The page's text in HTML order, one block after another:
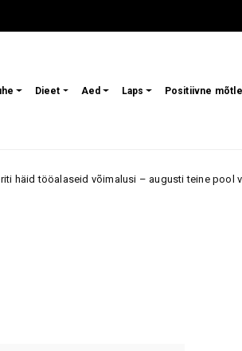
Dieet Aed Laps Positiivne
võimalusi – augusti teine pool võib tuua suure